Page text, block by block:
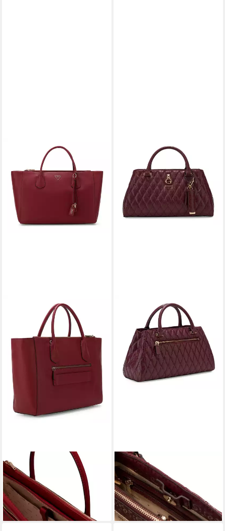
GUESS
Schultertasche Tech Tote
155,00 €
lieferbar - in 2-3 Werktagen bei dir
GUESS
Schultertasche Girlfriend
Satchel
155,00 €
lieferbar - in 2-3 Werktagen bei dir